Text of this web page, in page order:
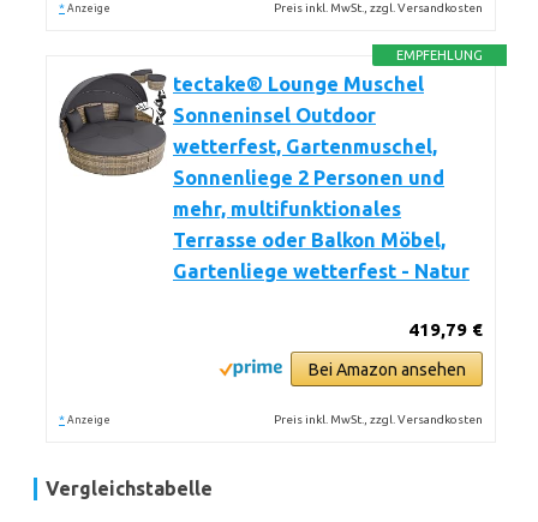
* Anzeige Preis inkl. MwSt., zzgl. Versandkosten
EMPFEHLUNG
tectake® Lounge Muschel
Sonneninsel Outdoor
wetterfest, Gartenmuschel,
Sonnenliege 2 Personen und
mehr, multifunktionales
Terrasse oder Balkon Möbel,
Gartenliege wetterfest - Natur
419,79 €
Bei Amazon ansehen
* Anzeige Preis inkl. MwSt., zzgl. Versandkosten
Vergleichstabelle